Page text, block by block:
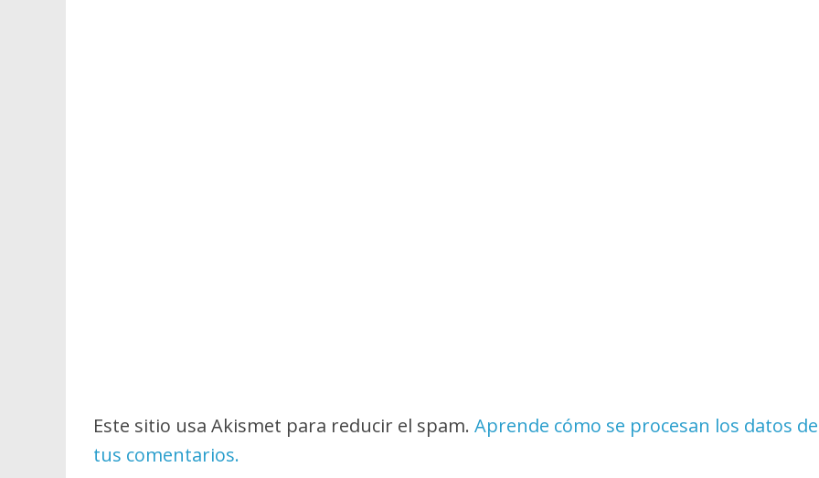
Este sitio usa Akismet para reducir el spam. Aprende cómo se procesan los datos de
tus comentarios.